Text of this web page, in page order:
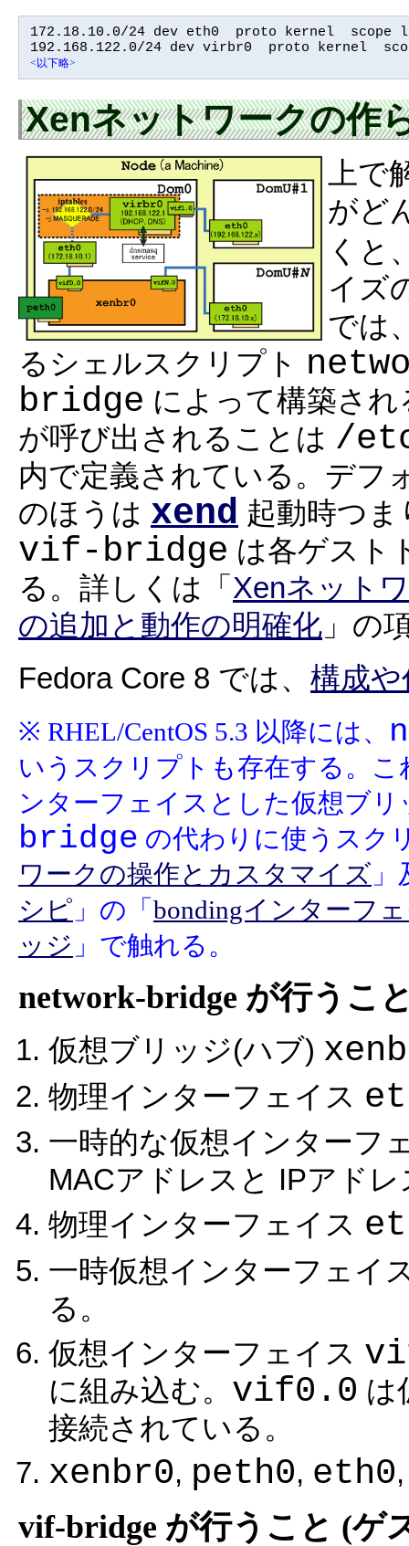
172.18.10.0/24 dev eth0  proto kernel  scope
<以下略>
Xenネットワークの作
上
がど
くと
イズ
では
るシェルスクリプト
bridge によって構築さ
が呼び出されることは /
内で定義されている。デフ
のほうは xend 起動時つ
vif-bridge は各ゲスト
る。詳しくは「 Xenネット
の追加と動作の明確化 」の
Fedora Core 8 では、 構成
※ RHEL/CentOS 5.3 以降には、
いうスクリプトも存在する。
ンターフェイスとした仮想ブ
bridge の代わりに使うスク
ワークの操作とカスタマイズ
シピ 」の「 bondingインターフ
ッジ 」で触れる。
network-bridge が行うこ
仮想ブリッジ(ハブ)
物理インターフェイス
一時的な仮想インターフ
MACアドレスと IPアド
物理インターフェイス
一時仮想インターフェイ
る。
仮想インターフェイス
に組み込む。 vif0.0 は
接続されている。
xenbr0, peth0, eth0
vif-bridge が行うこと (ゲ